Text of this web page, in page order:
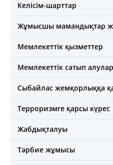
Келісім-шарттар
Жұмысшы мамандықтар
Мемлекеттік қызметтер
Мемлекеттік сатып алулар
Сыбайлас жемқорлыққа
Терроризмге қарсы күрес
Жабдықталуы
Тәрбие жұмысы